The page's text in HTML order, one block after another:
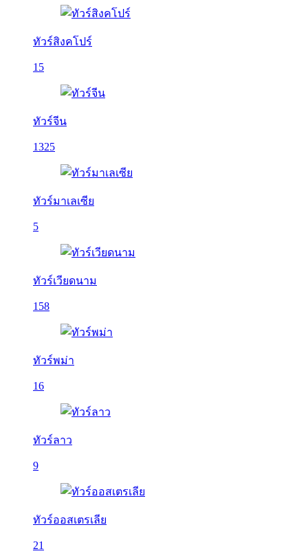
ทัวร์สิงคโปร์
15
ทัวร์จีน
1325
ทัวร์มาเลเซีย
5
ทัวร์เวียดนาม
158
ทัวร์พม่า
16
ทัวร์ลาว
9
ทัวร์ออสเตรเลีย
21